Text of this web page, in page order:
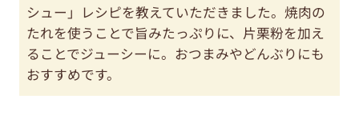
シュー」レシピを教えていただきました。焼肉の
たれを使うことで旨みたっぷりに、片栗粉を加え
ることでジューシーに。おつまみやどんぶりにも
おすすめです。